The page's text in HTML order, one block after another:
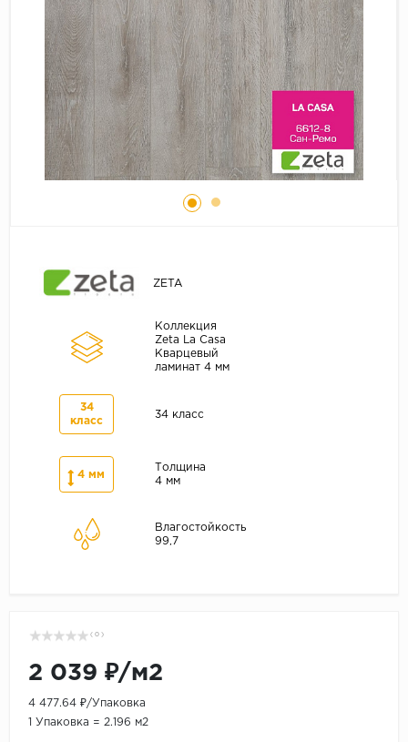
Серый
Бежевый
Дуб светлый
Коричневый
Страна
Австрия
ZETA
Коллекция
Zeta La Casa
Кварцевый
ламинат 4 мм
34
класс
34 класс
4 мм
Толщина
4 мм
Влагостойкость
99,7
( 0 )
2 039 ₽/м2
4 477.64 ₽/Упаковка
1 Упаковка = 2.196 м2